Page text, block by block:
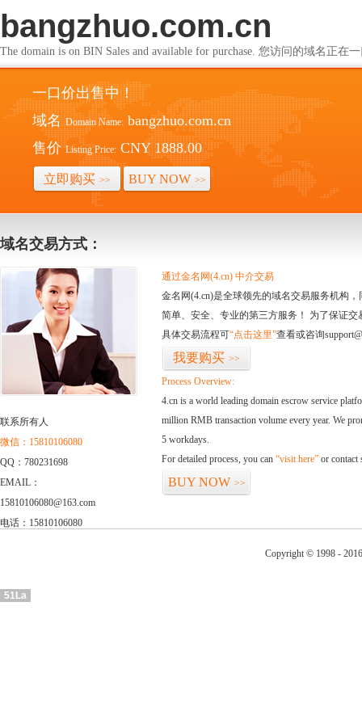
bangzhuo.com.cn
The domain is on BIN Sales and available for purchase. 您访问的域名正在
一口价出售中！
域名 Domain Name: bangzhuo.com.cn
售价 Listing Price: CNY 1888.00
立即购买 >> BUY NOW >>
域名交易方式：
联系所有人
微信：15810106080
QQ：780231698
EMAIL：
15810106080@163.com
电话：15810106080
通过金名网(4.cn) 中介交易
金名网(4.cn)是全球领先的域名交易服务机构
简单、安全、专业的第三方服务！ 为了保证
具体交易流程可“点击这里”查看或咨询
我要购买 >>
Process Overview:
4.cn is a world leading domain escrow service
million RMB transaction volume every year. We
5 workdays.
For detailed process, you can “visit here” or contact
BUY NOW >>
Copyright © 1998 -
51La